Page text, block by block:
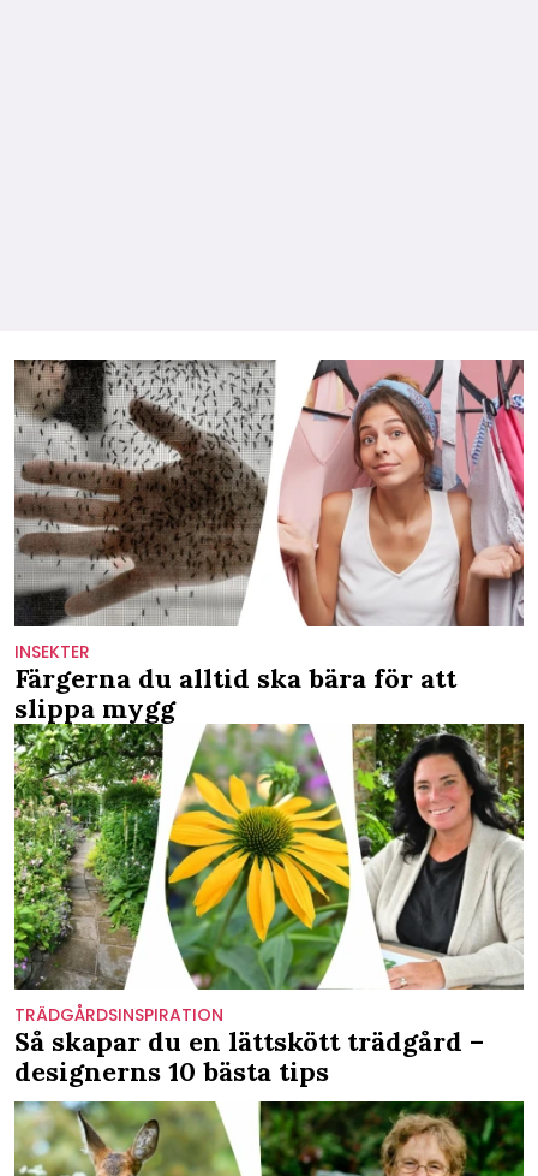
INSEKTER
Färgerna du alltid ska bära för att
slippa mygg
TRÄDGÅRDSINSPIRATION
Så skapar du en lättskött trädgård –
designerns 10 bästa tips